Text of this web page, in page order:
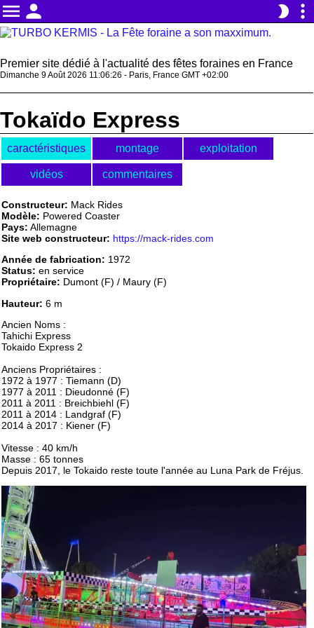
menu person brightness_2 more_vert
Premier site dédié à l'actualité des fêtes foraines en France
Dimanche 9 Août 2026 11:06:26 - Paris, France GMT +02:00
Tokaïdo Express
caractéristiques montage exploitation
vidéos commentaires
Constructeur: Mack Rides
Modèle: Powered Coaster
Pays: Allemagne
Site web constructeur: https://mack-rides.com
Année de fabrication: 1972
Status: en service
Propriétaire: Dumont (F) / Maury (F)
Hauteur: 6 m
Ancien Noms :
Tahichi Express
Tokaido Express 2
Anciens Propriétaires :
1972 à 1977 : Tiemann (D)
1977 à 2011 : Dieudonné (F)
2011 à 2011 : Breichbiehl (F)
2011 à 2014 : Landgraf (F)
2014 à 2017 : Kiener (F)
Vitesse : 40 km/h
Masse : 65 tonnes
Depuis 2017, le Tokaido reste toute l'année au Luna Park de Fréjus.